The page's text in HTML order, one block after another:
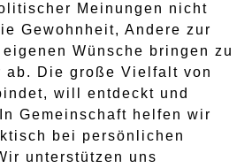
Meinungen nicht
Gewohnheit, Andere zur
Wünsche bringen zu
Die große Vielfalt von
will entdeckt und
Gemeinschaft helfen wir
bei persönlichen
unterstützen uns